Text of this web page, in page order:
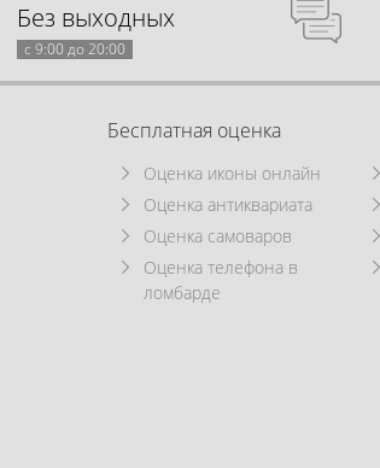
Без выходных
с 9:00 до 20:00
Бесплатная оценка
Оценка иконы онлайн
Оценка антиквариата
Оценка самоваров
Оценка телефона в
ломбарде